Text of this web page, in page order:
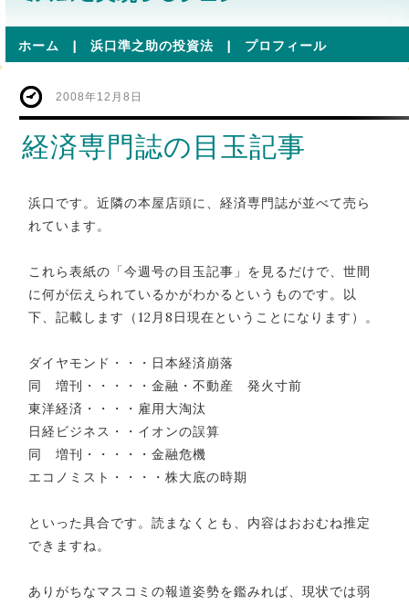
ホーム | 浜口準之助の投資法 | プロフィール
2008年12月8日
経済専門誌の目玉記事
浜口です。近隣の本屋店頭に、経済専門誌が並べて売ら
れています。
これら表紙の「今週号の目玉記事」を見るだけで、世間
に何が伝えられているかがわかるというものです。以
下、記載します（12月8日現在ということになります）。
ダイヤモンド・・・日本経済崩落
同 増刊・・・・・金融・不動産 発火寸前
東洋経済・・・・雇用大淘汰
日経ビジネス・・イオンの誤算
同 増刊・・・・・金融危機
エコノミスト・・・・株大底の時期
といった具合です。読まなくとも、内容はおおむね推定
できますね。
ありがちなマスコミの報道姿勢を鑑みれば、現状では弱